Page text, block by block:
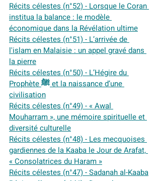
Récits célestes (n°52) - Lorsque le Coran
institua la balance : le modèle
économique dans la Révélation ultime
Récits célestes (n°51) - L’arrivée de
l'islam en Malaisie : un appel gravé dans
la pierre
Récits célestes (n°50) - L’Hégire du
Prophète ﷺ et la naissance d’une
civilisation
Récits célestes (n°49) - « Awal
Mouharram », une mémoire spirituelle et
diversité culturelle
Récits célestes (n°48) - Les mecquoises
gardiennes de la Kaaba le Jour de Arafat,
« Consolatrices du Haram »
Récits célestes (n°47) - Sadanah al-Kaaba